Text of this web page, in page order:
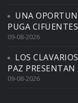
UNA
PUGA
09-08-2026
LOS
PAZ PRESENTAN
09-08-2026